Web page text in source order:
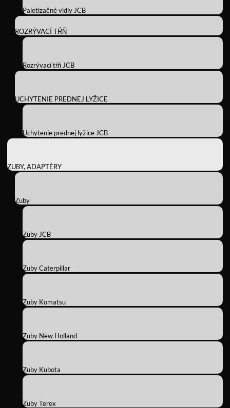
Paletizačné vidly JCB
ROZRÝVACÍ TŔŇ
Rozrývací tŕň JCB
UCHYTENIE PREDNEJ LYŽICE
Uchytenie prednej lyžice JCB
ZUBY, ADAPTÉRY
Zuby
Zuby JCB
Zuby Caterpillar
Zuby Komatsu
Zuby New Holland
Zuby Kubota
Zuby Terex